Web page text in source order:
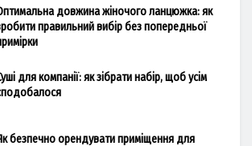
довжина жіночого ланцюжка: як
правильний вибір без попередньої
для компанії: як зібрати набір, щоб усім
безпечно орендувати приміщення для